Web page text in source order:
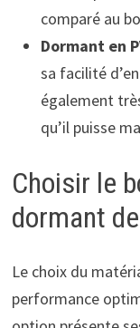
comparé au
Dormant en
sa facilité
également
qu’il puisse
Choisir le
dormant
Le choix du
performance